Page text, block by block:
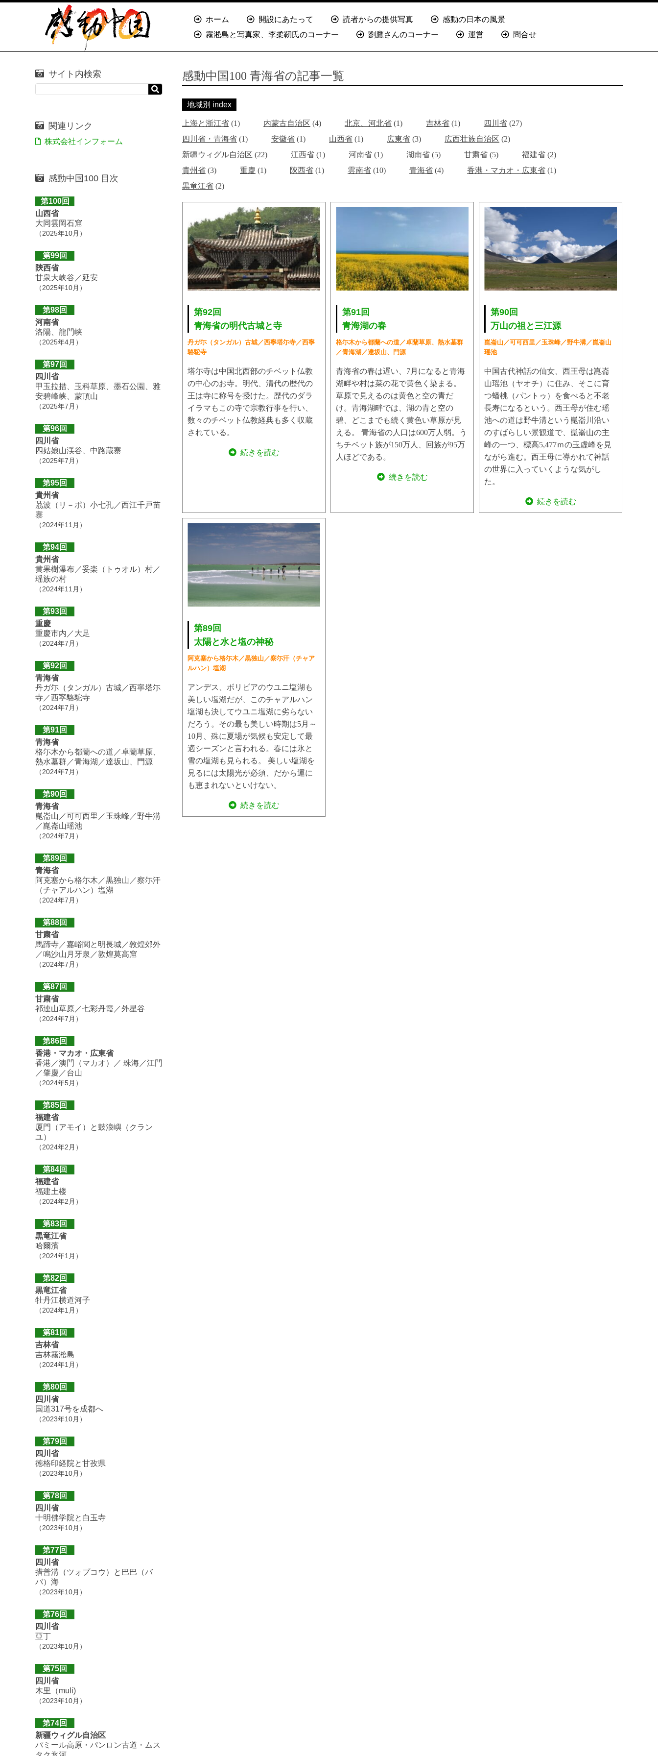
ホーム 開設にあたって 読者からの提供写真
感動の日本の風景
霧淞島と写真家、李柔靭氏のコーナー
劉鷹さんのコーナー 運営 問合せ
感動中国100 青海省の記事一覧
地域別 index
上海と浙江省 (1) 内蒙古自治区 (4) 北京、河北省 (1) 吉林省 (1) 四川省 (27)
四川省・青海省 (1) 安徽省 (1) 山西省 (1) 広東省 (3) 広西壮族自治区 (2)
新疆ウィグル自治区 (22) 江西省 (1) 河南省 (1) 湖南省 (5) 甘粛省 (5) 福建省 (2)
貴州省 (3) 重慶 (1) 陝西省 (1) 雲南省 (10) 青海省 (4) 香港・マカオ・広東省 (1)
黒竜江省 (2)
第92回
青海省の明代古城と寺
丹ガ尓（タンガル）古城／西寧塔尓寺／西寧
駱駝寺
塔尓寺は中国北西部のチベット仏教
の中心のお寺。明代、清代の歴代の
王は寺に称号を授けた。歴代のダラ
イラマもこの寺で宗教行事を行い、
数々のチベット仏教経典も多く収蔵
されている。
続きを読む
第91回
青海湖の春
格尓木から都蘭への道／卓蘭草原、熱水墓群
／青海湖／達坂山、門源
青海省の春は遅い、7月になると青海
湖畔や村は菜の花で黄色く染まる。
草原で見えるのは黄色と空の青だ
け。青海湖畔では、湖の青と空の
碧、どこまでも続く黄色い草原が見
える。 青海省の人口は600万人弱。う
ちチベット族が150万人、回族が95万
人ほどである。
続きを読む
第90回
万山の祖と三江源
崑崙山／可可西里／玉珠峰／野牛溝／崑崙山
瑶池
中国古代神話の仙女、西王母は崑崙
山瑶池（ヤオチ）に住み、そこに育
つ蟠桃（パントゥ）を食べると不老
長寿になるという。西王母が住む瑶
池への道は野牛溝という崑崙川沿い
のすばらしい景観道で、崑崙山の主
峰の一つ、標高5,477ｍの玉虚峰を見
ながら進む。西王母に導かれて神話
の世界に入っていくような気がし
た。
続きを読む
第89回
太陽と水と塩の神秘
阿克塞から格尓木／黒独山／察尓汗（チャア
ルハン）塩湖
アンデス、ボリビアのウユニ塩湖も
美しい塩湖だが、このチャアルハン
塩湖も決してウユニ塩湖に劣らない
だろう。その最も美しい時期は5月～
10月、殊に夏場が気候も安定して最
適シーズンと言われる。春には氷と
雪の塩湖も見られる。 美しい塩湖を
見るには太陽光が必須、だから運に
も恵まれないといけない。
続きを読む
サイト内検索
関連リンク
株式会社インフォーム
感動中国100 目次
第100回
山西省
大同雲岡石窟
（2025年10月）
第99回
陝西省
甘泉大峡谷／延安
（2025年10月）
第98回
河南省
洛陽、龍門峡
（2025年4月）
第97回
四川省
甲玉拉措、玉科草原、墨石公園、雅
安碧峰峡、蒙頂山
（2025年7月）
第96回
四川省
四姑娘山渓谷、中路蔵寨
（2025年7月）
第95回
貴州省
茘波（リ－ポ）小七孔／西江千戸苗
寨
（2024年11月）
第94回
貴州省
黄果樹瀑布／妥楽（トゥオル）村／
瑶族の村
（2024年11月）
第93回
重慶
重慶市内／大足
（2024年7月）
第92回
青海省
丹ガ尓（タンガル）古城／西寧塔尓
寺／西寧駱駝寺
（2024年7月）
第91回
青海省
格尓木から都蘭への道／卓蘭草原、
熱水墓群／青海湖／達坂山、門源
（2024年7月）
第90回
青海省
崑崙山／可可西里／玉珠峰／野牛溝
／崑崙山瑶池
（2024年7月）
第89回
青海省
阿克塞から格尓木／黒独山／察尓汗
（チャアルハン）塩湖
（2024年7月）
第88回
甘粛省
馬蹄寺／嘉峪関と明長城／敦煌郊外
／鳴沙山月牙泉／敦煌莫高窟
（2024年7月）
第87回
甘粛省
祁連山草原／七彩丹霞／外星谷
（2024年7月）
第86回
香港・マカオ・広東省
香港／澳門（マカオ）／ 珠海／江門
／肇慶／台山
（2024年5月）
第85回
福建省
厦門（アモイ）と鼓浪嶼（クラン
ユ）
（2024年2月）
第84回
福建省
福建土楼
（2024年2月）
第83回
黒竜江省
哈爾濱
（2024年1月）
第82回
黒竜江省
牡丹江横道河子
（2024年1月）
第81回
吉林省
吉林霧淞島
（2024年1月）
第80回
四川省
国道317号を成都へ
（2023年10月）
第79回
四川省
徳格印経院と甘孜県
（2023年10月）
第78回
四川省
十明佛学院と白玉寺
（2023年10月）
第77回
四川省
措普溝（ツォプコウ）と巴巴（バ
バ）海
（2023年10月）
第76回
四川省
亞丁
（2023年10月）
第75回
四川省
木里（muli)
（2023年10月）
第74回
新疆ウィグル自治区
パミール高原・パンロン古道・ムス